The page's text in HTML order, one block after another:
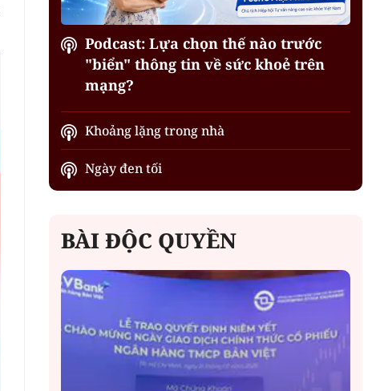
Podcast: Lựa chọn thế nào trước
"biển" thông tin về sức khoẻ trên
mạng?
Khoảng lặng trong nhà
Ngày đen tối
BÀI ĐỘC QUYỀN